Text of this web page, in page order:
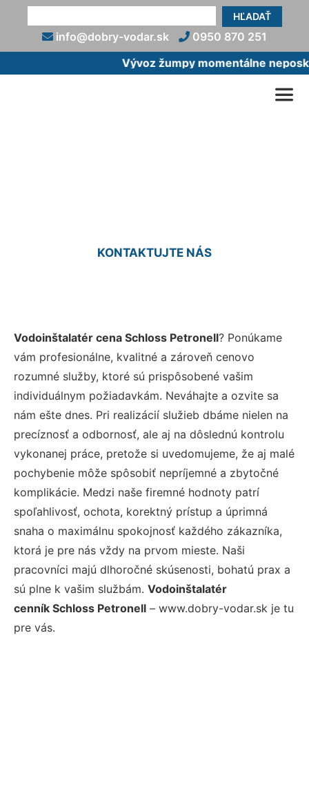
HĽADAŤ
info@dobry-vodar.sk
0950 870 251
Vývoz žumpy momentálne
KONTAKTUJTE NÁS
Vodoinštalatér cena Schloss Petronell? Ponúkame
vám profesionálne, kvalitné a zároveň cenovo
rozumné služby, ktoré sú prispôsobené vašim
individuálnym požiadavkám. Neváhajte a ozvite sa
nám ešte dnes. Pri realizácií služieb dbáme nielen na
precíznosť a odbornosť, ale aj na dôslednú kontrolu
vykonanej práce, pretože si uvedomujeme, že aj malé
pochybenie môže spôsobiť nepríjemné a zbytočné
komplikácie. Medzi naše firemné hodnoty patrí
spoľahlivosť, ochota, korektný prístup a úprimná
snaha o maximálnu spokojnosť každého zákazníka,
ktorá je pre nás vždy na prvom mieste. Naši
pracovníci majú dlhoročné skúsenosti, bohatú prax a
sú plne k vašim službám. Vodoinštalatér
cenník Schloss Petronell – www.dobry-vodar.sk je tu
pre vás.